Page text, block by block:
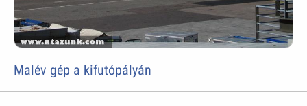
Malév gép a kifutópályán